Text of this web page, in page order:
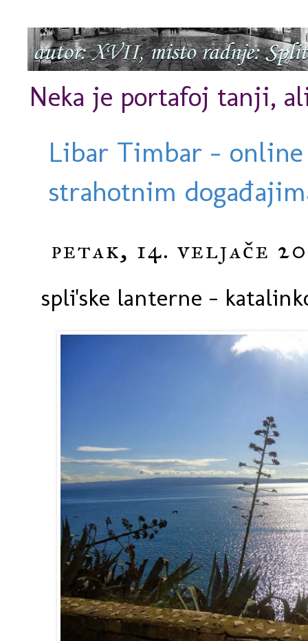
Neka je portafoj tanji,
Libar Timbar -
strahotnim
petak, 14. veljače
spli'ske lanterne -